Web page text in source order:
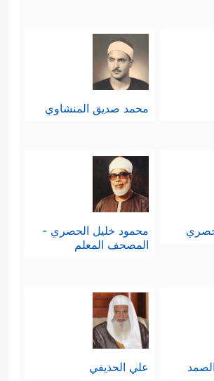
محمد صديق المنشاوي
محمود خليل الحصري -
المصحف المعلم
علي الحذيفي